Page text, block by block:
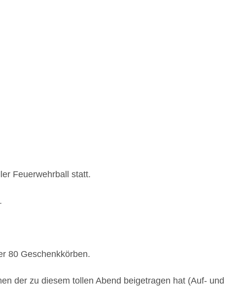
Feuerwehrball statt.
80 Geschenkkörben.
der zu diesem tollen Abend beigetragen hat (Auf- und